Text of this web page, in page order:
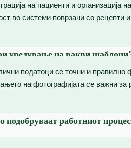
на пациенти и организација
во системи поврзани со рецепти
уредување на вакви
податоци се точни и правилно
на фотографијата се важни за
работниот